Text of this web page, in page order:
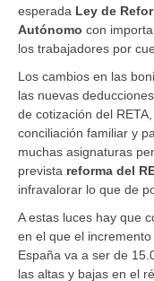
esperada Ley de
Autónomo con
los trabajadores por
Los cambios en las
las nuevas
de cotización del
conciliación familiar y
muchas asignaturas
prevista reforma del
infravalorar lo que de
A estas luces hay que
en el que el
España va a ser de
las altas y bajas en el